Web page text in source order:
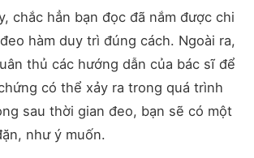
chắc hẳn bạn đọc đã nắm được chi
hàm duy trì đúng cách. Ngoài ra,
thủ các hướng dẫn của bác sĩ để
có thể xảy ra trong quá trình
sau thời gian đeo, bạn sẽ có một
như ý muốn.